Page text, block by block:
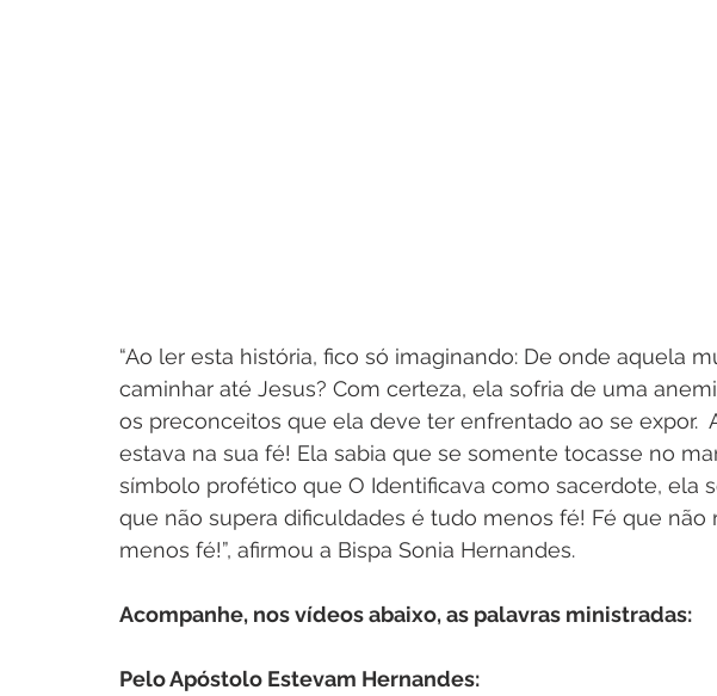
“Ao ler esta história, fico só imaginando: De onde aquela
caminhar até Jesus? Com certeza, ela sofria de uma
os preconceitos que ela deve ter enfrentado ao se expor.
estava na sua fé! Ela sabia que se somente tocasse no
símbolo profético que O Identificava como sacerdote, ela
que não supera dificuldades é tudo menos fé! Fé que não
menos fé!”, afirmou a Bispa Sonia Hernandes.
Acompanhe, nos vídeos abaixo, as palavras ministradas:
Pelo Apóstolo Estevam Hernandes: